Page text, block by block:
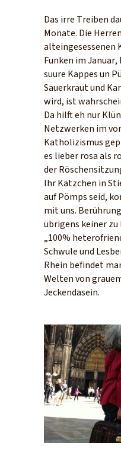
Das irre Treiben
Monate. Die
alteingesessenen
Funken im
suure Kappes un
Sauerkraut und
wird, ist
Da hilft eh nur
Netzwerken im
Katholizismus
es lieber rosa als
der
Ihr Kätzchen in
auf Pömps seid,
mit uns.
übrigens keiner
„100%
Schwule und
Rhein befindet
Welten von
Jeckendasein.